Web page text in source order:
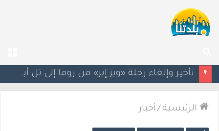
عن
سيغالوفيتش يستقيل من الكنيست.. وتقارير عن اتصالات مع القائمة العربية الموحدة
الرئيسية / أخبار